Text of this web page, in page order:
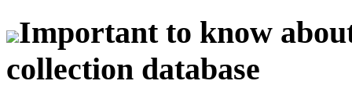
Important to know
collection database